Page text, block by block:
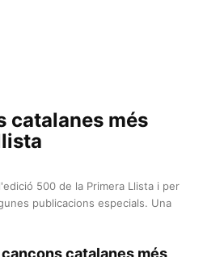
catalanes més
500 de la Primera Llista i per
publicacions especials. Una
catalanes més